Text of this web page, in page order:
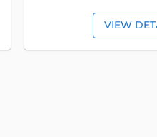
VIEW